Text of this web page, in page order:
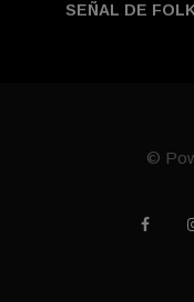
SEÑAL DE
©